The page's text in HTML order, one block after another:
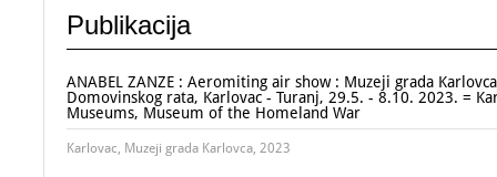
Publikacija
ANABEL ZANZE : Aeromiting air show : Muzeji grada
Domovinskog rata, Karlovac - Turanj, 29.5. - 8.10. 2023. =
Museums, Museum of the Homeland War
Karlovac, Muzeji grada Karlovca, 2023